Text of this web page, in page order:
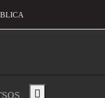
d'usuari
de
Show main menu